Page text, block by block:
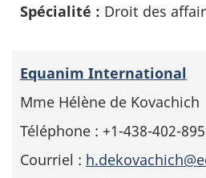
Spécialité : Droit des
Equanim International
Mme Hélène de Kovachich
Téléphone : +1-438-402-
Courriel :